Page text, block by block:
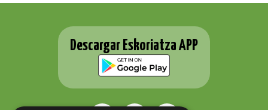
Descargar Eskoriatza APP